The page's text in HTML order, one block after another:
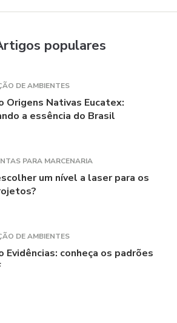
populares
DE AMBIENTES
Origens Nativas Eucatex:
a essência do Brasil
PARA MARCENARIA
um nível a laser para os
DE AMBIENTES
Evidências: conheça os padrões